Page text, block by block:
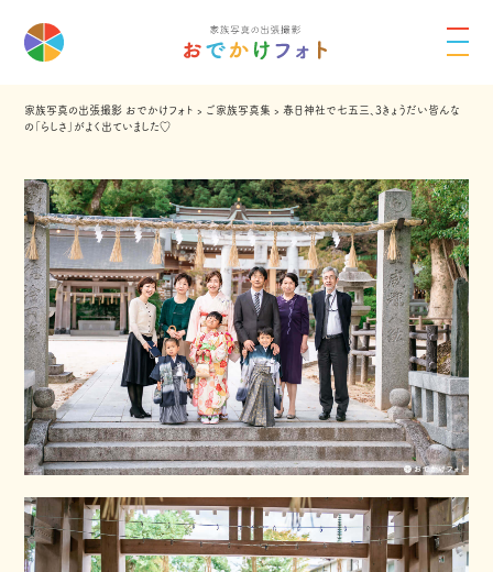
家族写真の出張撮影 おでかけフォト › ご家族写真集 ›春日神社で七五三、3きょうだい皆んな
の「らしさ」がよく出ていました♡